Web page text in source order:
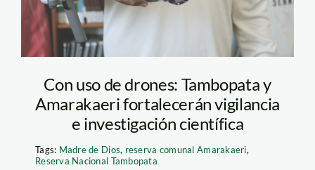
Con uso de drones: Tambopata y
Amarakaeri fortalecerán vigilancia
e investigación científica
Tags: Madre de Dios, reserva comunal Amarakaeri,
Reserva Nacional Tambopata